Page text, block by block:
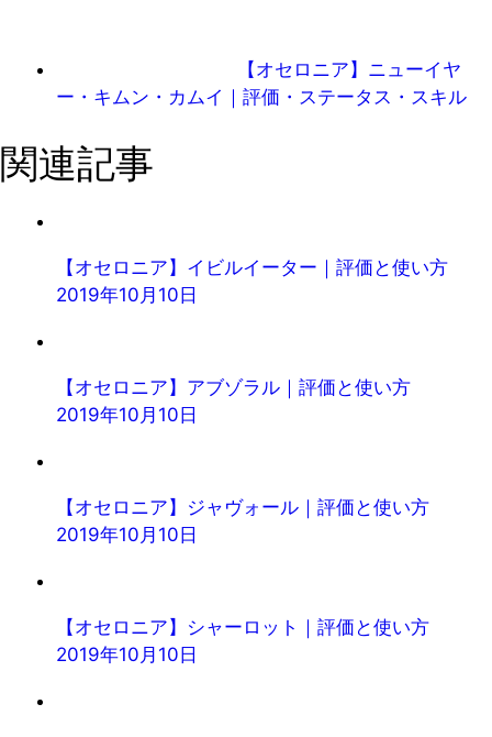
【オセロニア】ニューイヤ
ー・キムン・カムイ｜評価・ステータス・スキル
関連記事
【オセロニア】イビルイーター｜評価と使い方
2019年10月10日
【オセロニア】アブゾラル｜評価と使い方
2019年10月10日
【オセロニア】ジャヴォール｜評価と使い方
2019年10月10日
【オセロニア】シャーロット｜評価と使い方
2019年10月10日